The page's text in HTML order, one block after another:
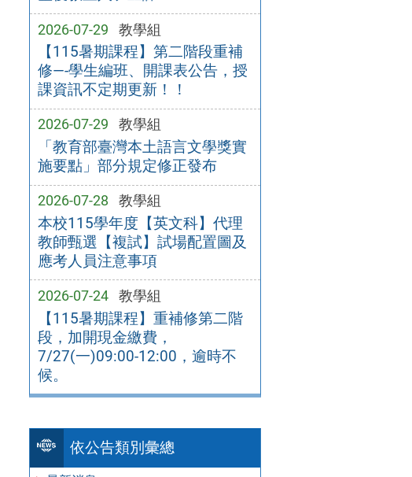
2026-07-29 教學組
【115暑期課程】第二階段重補
修—-學生編班、開課表公告，授
課資訊不定期更新！！
2026-07-29 教學組
「教育部臺灣本土語言文學獎實
施要點」部分規定修正發布
2026-07-28 教學組
本校115學年度【英文科】代理
教師甄選【複試】試場配置圖及
應考人員注意事項
2026-07-24 教學組
【115暑期課程】重補修第二階
段，加開現金繳費，
7/27(一)09:00-12:00，逾時不
候。
依公告類別彙總